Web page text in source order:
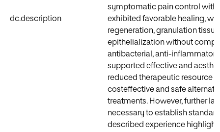
dc.description
symptomatic pain control with
exhibited favorable healing,
regeneration, granulation
epithelialization without
antibacterial, anti-
supported effective and
reduced therapeutic resource
costeffective and safe
treatments. However, further
necessary to establish
described experience